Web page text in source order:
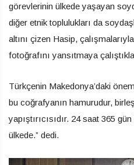
görevlerinin ülkede yaşayan
diğer etnik toplulukları da
altını çizen Hasip,
fotoğrafını yansıtmaya
Türkçenin Makedonya’daki
bu coğrafyanın hamurudur,
yapıştırıcısıdır. 24 saat 365
ülkede.” dedi.